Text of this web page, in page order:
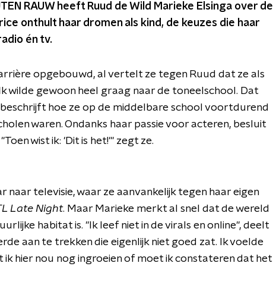
RAUW heeft Ruud de Wild Marieke Elsinga over de
onthult haar dromen als kind, de keuzes die haar
én tv.
opgebouwd, al vertelt ze tegen Ruud dat ze als
wilde gewoon heel graag naar de toneelschool. Dat
hoe ze op de middelbare school voortdurend
waren. Ondanks haar passie voor acteren, besluit
wist ik: 'Dit is het!'" zegt ze.
naar televisie, waar ze aanvankelijk tegen haar eigen
Late Night. Maar Marieke merkt al snel dat de wereld
habitat is. "Ik leef niet in de virals en online", deelt
aan te trekken die eigenlijk niet goed zat. Ik voelde
ik hier nou nog ingroeien of moet ik constateren dat het